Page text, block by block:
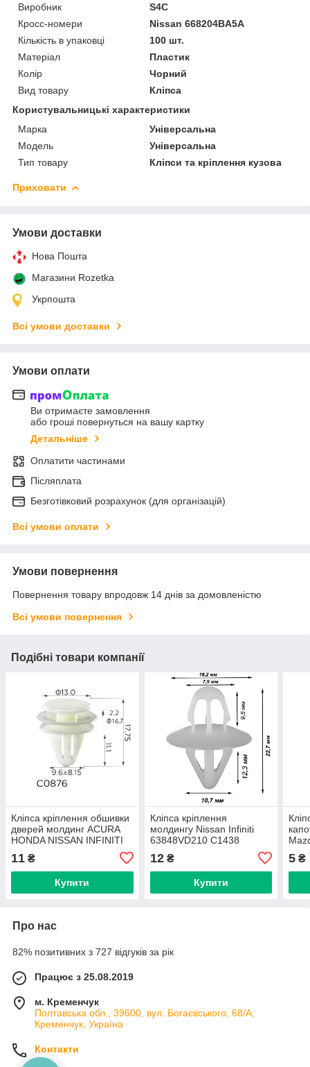
Виробник
S4C
Кросс-номери
Nissan 668204BA5A
Кількість в упаковці
100 шт.
Матеріал
Пластик
Колір
Чорний
Вид товару
Кліпса
Користувальницькі характеристики
Марка
Універсальна
Мoдель
Універсальна
Тип товару
Кліпси та кріплення кузова
Приховати
Умови доставки
Нова Пошта
Магазини Rozetka
Укрпошта
Всі умови доставки
Умови оплати
Ви отримаєте замовлення
або гроші повернуться на вашу картку
Детальніше
Оплатити частинами
Післяплата
Безготівковий розрахунок (для організацій)
Всі умови оплати
Умови повернення
Повернення товару впродовж 14 днів за домовленістю
Всі умови повернення
Подібні товари компанії
Кліпса кріплення обшивки
дверей молдинг ACURA
HONDA NISSAN INFINITI
MITSUBISHI (C0876)
11 ₴
Купити
Кліпса кріплення
молдингу Nissan Infiniti
63848VD210 C1438
12₴
Купити
5 ₴
Про нас
82% позитивних з 727 відгуків за рік
Працює з 25.08.2019
м. Кременчук
Полтавська обл., 39600, вул. Богаєвського, 68/А,
Кременчук, Україна
Контакти